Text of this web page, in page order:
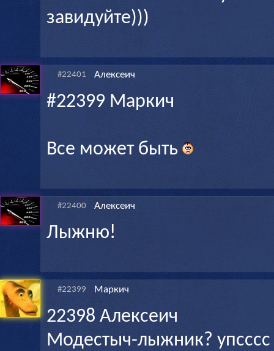
завидуйте)))
#22401 Алексеич
#22399 Маркич
Все может быть
#22400 Алексеич
Лыжню!
#22399 Маркич
22398 Алексеич
Модестыч-лыжник? упсссс